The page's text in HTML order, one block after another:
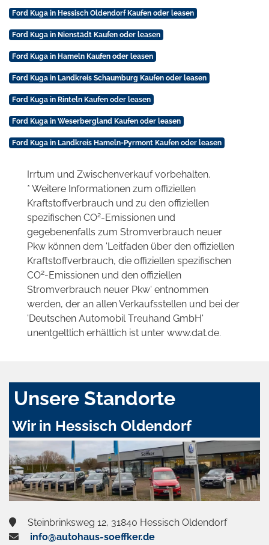
Ford Kuga in Hessisch Oldendorf Kaufen oder leasen
Ford Kuga in Nienstädt Kaufen oder leasen
Ford Kuga in Hameln Kaufen oder leasen
Ford Kuga in Landkreis Schaumburg Kaufen oder leasen
Ford Kuga in Rinteln Kaufen oder leasen
Ford Kuga in Weserbergland Kaufen oder leasen
Ford Kuga in Landkreis Hameln-Pyrmont Kaufen oder leasen
Irrtum und Zwischenverkauf vorbehalten.
* Weitere Informationen zum offiziellen
Kraftstoffverbrauch und zu den offiziellen
spezifischen CO2-Emissionen und
gegebenenfalls zum Stromverbrauch neuer
Pkw können dem 'Leitfaden über den offiziellen
Kraftstoffverbrauch, die offiziellen spezifischen
CO2-Emissionen und den offiziellen
Stromverbrauch neuer Pkw' entnommen
werden, der an allen Verkaufsstellen und bei der
'Deutschen Automobil Treuhand GmbH'
unentgeltlich erhältlich ist unter www.dat.de.
Unsere Standorte
Wir in Hessisch Oldendorf
Steinbrinksweg 12, 31840 Hessisch Oldendorf
info@autohaus-soeffker.de